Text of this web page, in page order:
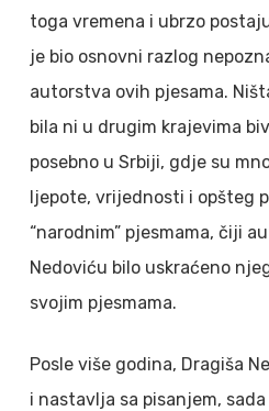
toga vremena i ubrzo postaju
je bio osnovni razlog
autorstva ovih pjesama.
bila ni u drugim krajevima
posebno u Srbiji, gdje su
ljepote, vrijednosti i opšteg
“narodnim” pjesmama, čiji
Nedoviću bilo uskraćeno
svojim pjesmama.
Posle više godina, Dragiša
i nastavlja sa pisanjem,